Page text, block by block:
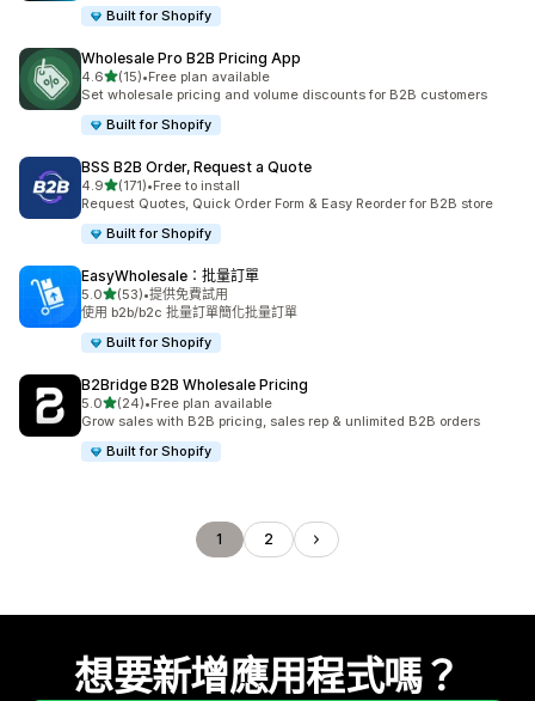
Built for Shopify
Wholesale Pro B2B Pricing App
4.6滿分 5 顆星
(15)
共有 15 則評價
•Free plan available
Set wholesale pricing and volume discounts for B2B customers
Built for Shopify
BSS B2B Order, Request a Quote
4.9滿分 5 顆星
(171)
共有 171 則評價
•Free to install
Request Quotes, Quick Order Form & Easy Reorder for B2B store
Built for Shopify
EasyWholesale：批量訂單
5.0滿分 5 顆星
(53)
共有 53 則評價
•提供免費試用
使用 b2b/b2c 批量訂單簡化批量訂單
Built for Shopify
B2Bridge B2B Wholesale Pricing
5.0滿分 5 顆星
(24)
共有 24 則評價
•Free plan available
Grow sales with B2B pricing, sales rep & unlimited B2B orders
Built for Shopify
1 2
想要新增應用程式嗎？